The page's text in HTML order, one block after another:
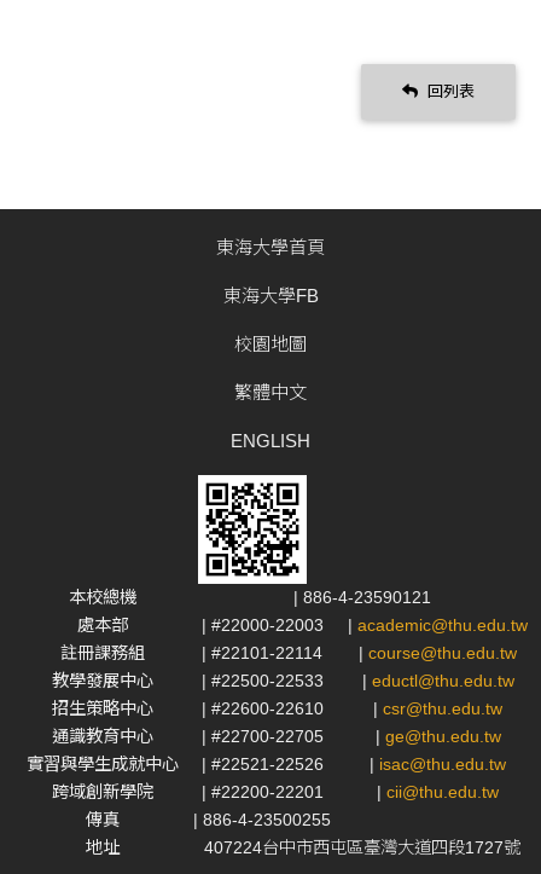
回列表
東海大學首頁
東海大學FB
校園地圖
繁體中文
ENGLISH
本校總機
| 886-4-23590121
處本部
| #22000-22003 | academic@thu.edu.tw
註冊課務組
| #22101-22114 | course@thu.edu.tw
教學發展中心
| #22500-22533 | eductl@thu.edu.tw
招生策略中心
| #22600-22610 | csr@thu.edu.tw
通識教育中心
| #22700-22705 | ge@thu.edu.tw
實習與學生成就中心
| #22521-22526 | isac@thu.edu.tw
跨域創新學院
| #22200-22201 | cii@thu.edu.tw
傳真
| 886-4-23500255
地址
407224台中市西屯區臺灣大道四段1727號